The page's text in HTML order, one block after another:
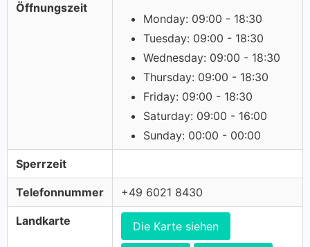
Öffnungszeit
Monday: 09:00 - 18:30
Tuesday: 09:00 - 18:30
Wednesday: 09:00 - 18:30
Thursday: 09:00 - 18:30
Friday: 09:00 - 18:30
Saturday: 09:00 - 16:00
Sunday: 00:00 - 00:00
Sperrzeit
Telefonnummer +49 6021 8430
Landkarte Die Karte siehen